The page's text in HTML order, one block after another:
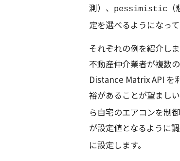
測）、
pessimistic
定を選べるようになって
それぞれの例を紹介し
不動産仲介業者が複数
Distance Matrix API を
裕があることが望まし
ら自宅のエアコンを制
が設定値となるように
に設定します。